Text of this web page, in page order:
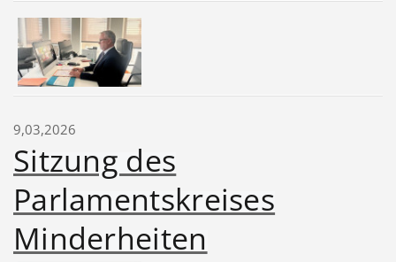
9,03,2026
Sitzung des
Parlamentskreises
Minderheiten